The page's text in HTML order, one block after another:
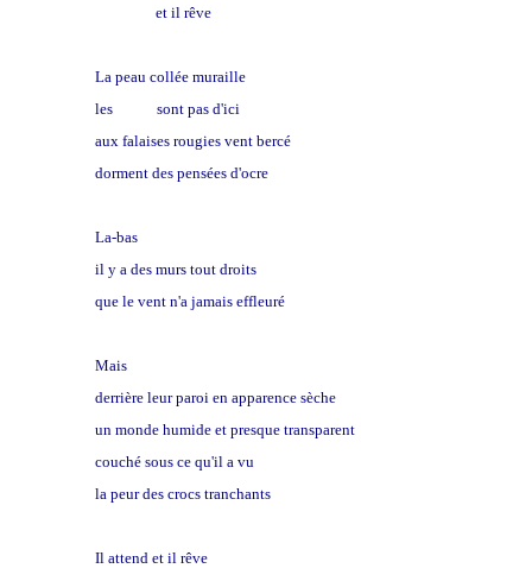
et il rêve
La peau collée muraille
les
sont pas d'ici
aux falaises rougies vent bercé
dorment des pensées d'ocre
La-bas
il y a des murs tout droits
que le vent n'a jamais effleuré
Mais
derrière leur paroi en apparence sèche
un monde humide et presque transparent
couché sous ce qu'il a vu
la peur des crocs tranchants
Il attend et il rêve